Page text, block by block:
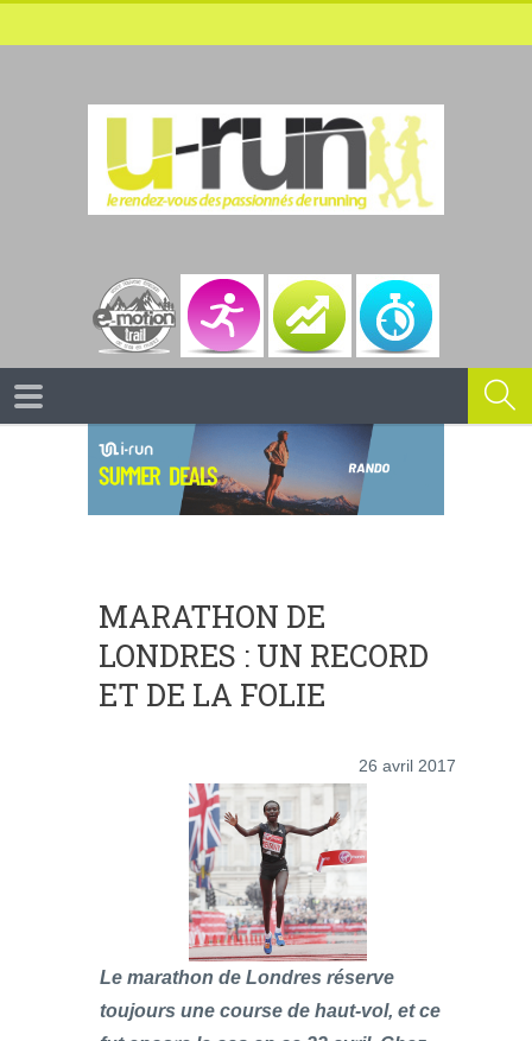
MARATHON DE
LONDRES : UN RECORD
ET DE LA FOLIE
26 avril 2017
Le marathon de Londres réserve
toujours une course de haut-vol, et ce